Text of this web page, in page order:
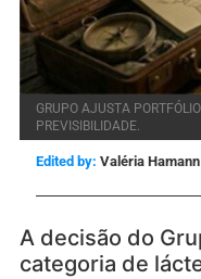
GRUPO AJUSTA
PREVISIBILIDADE.
Edited by: Valéria Hamann
A decisão do
categoria de